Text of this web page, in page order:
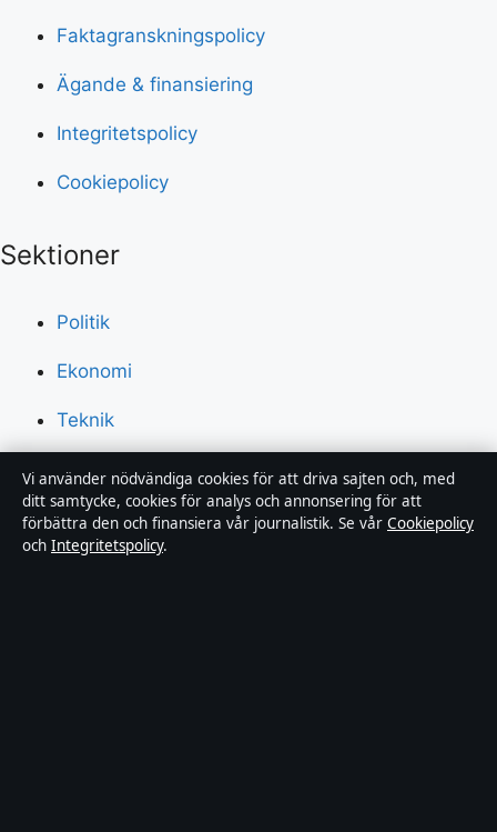
Faktagranskningspolicy
Ägande & finansiering
Integritetspolicy
Cookiepolicy
Sektioner
Politik
Ekonomi
Teknik
Världen
Sport
Vi använder nödvändiga cookies för att driva sajten och, med
ditt samtycke, cookies för analys och annonsering för att
förbättra den och finansiera vår journalistik. Se vår Cookiepolicy
och Integritetspolicy.